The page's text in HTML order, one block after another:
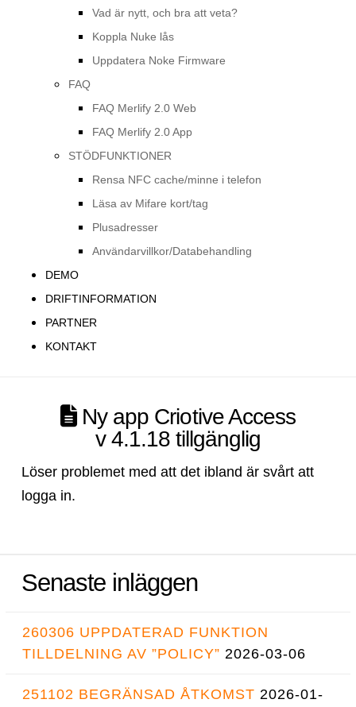
Vad är nytt, och bra att veta?
Koppla Nuke lås
Uppdatera Noke Firmware
FAQ
FAQ Merlify 2.0 Web
FAQ Merlify 2.0 App
STÖDFUNKTIONER
Rensa NFC cache/minne i telefon
Läsa av Mifare kort/tag
Plusadresser
Användarvillkor/Databehandling
DEMO
DRIFTINFORMATION
PARTNER
KONTAKT
Ny app Criotive Access
v 4.1.18 tillgänglig
Löser problemet med att det ibland är svårt att
logga in.
Senaste inläggen
260306 UPPDATERAD FUNKTION
TILLDELNING AV ”POLICY” 2026-03-06
251102 BEGRÄNSAD ÅTKOMST 2026-01-